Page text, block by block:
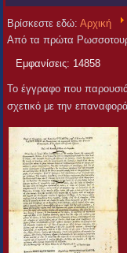
Βρίσκεστε εδώ:Αρχική
Από τα πρώτα
Εμφανίσεις: 14858
Το έγγραφο που
σχετικό με την